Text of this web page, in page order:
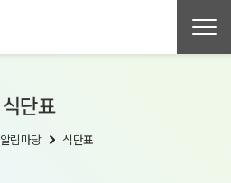
식단표
알림마당 식단표